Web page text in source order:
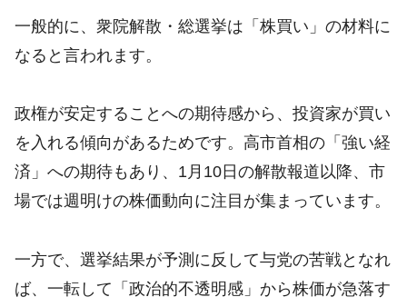
一般的に、衆院解散・総選挙は「株買い」の材料に
なると言われます。
政権が安定することへの期待感から、投資家が買い
を入れる傾向があるためです。高市首相の「強い経
済」への期待もあり、1月10日の解散報道以降、市
場では週明けの株価動向に注目が集まっています。
一方で、選挙結果が予測に反して与党の苦戦となれ
ば、一転して「政治的不透明感」から株価が急落す